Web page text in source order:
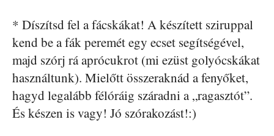
* Díszítsd fel a fácskákat! A készített sziruppal
kend be a fák peremét egy ecset segítségével,
majd szórj rá aprócukrot (mi ezüst golyócskákat
használtunk). Mielőtt összeraknád a fenyőket,
hagyd legalább félóráig száradni a „ragasztót”.
És készen is vagy! Jó szórakozást!:)